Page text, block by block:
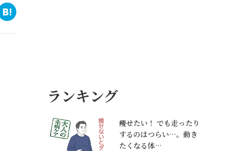
ランキング
痩せたい！ でも走ったり
するのはつらい…。動き
たくなる体…